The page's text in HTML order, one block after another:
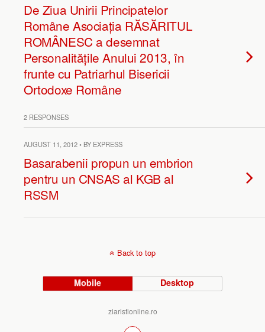
De Ziua Unirii Principatelor
Române Asociația RĂSĂRITUL
ROMÂNESC a desemnat
Personalitățile Anului 2013, în
frunte cu Patriarhul Bisericii
Ortodoxe Române
2 RESPONSES
AUGUST 11, 2012 • BY EXPRESS
Basarabenii propun un embrion
pentru un CNSAS al KGB al
RSSM
Back to top
Mobile Desktop
ziaristionline.ro